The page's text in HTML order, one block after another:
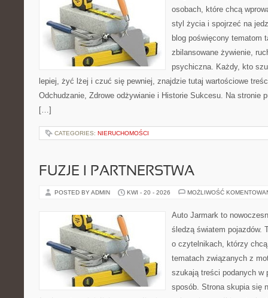
osobach, które chcą
styl życia i spojrzeć na
blog poświęcony tematom
zbilansowane żywienie,
psychiczna. Każdy, kto
lepiej, żyć lżej i czuć się pewniej, znajdzie tutaj wartościowe
Odchudzanie, Zdrowe odżywianie i Historie Sukcesu. Na stronie
[…]
CATEGORIES: NIERUCHOMOŚCI
FUZJE I PARTNERSTWA
POSTED BY ADMIN KWI - 20 - 2026 MOŻLIWOŚĆ
Auto Jarmark to
śledzą światem pojazdów.
o czytelnikach, którzy
tematach związanych z
szukają treści podanych w
sposób. Strona skupia się